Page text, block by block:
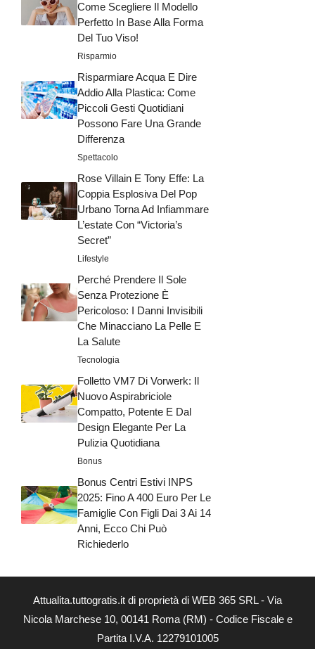
Come Scegliere Il Modello
Perfetto In Base Alla Forma
Del Tuo Viso!
Risparmio
Risparmiare Acqua E Dire
Addio Alla Plastica: Come
Piccoli Gesti Quotidiani
Possono Fare Una Grande
Differenza
Spettacolo
Rose Villain E Tony Effe: La
Coppia Esplosiva Del Pop
Urbano Torna Ad Infiammare
L’estate Con “Victoria’s
Secret”
Lifestyle
Perché Prendere Il Sole
Senza Protezione È
Pericoloso: I Danni Invisibili
Che Minacciano La Pelle E
La Salute
Tecnologia
Folletto VM7 Di Vorwerk: Il
Nuovo Aspirabriciole
Compatto, Potente E Dal
Design Elegante Per La
Pulizia Quotidiana
Bonus
Bonus Centri Estivi INPS
2025: Fino A 400 Euro Per Le
Famiglie Con Figli Dai 3 Ai 14
Anni, Ecco Chi Può
Richiederlo
Attualita.tuttogratis.it di proprietà di WEB 365 SRL - Via
Nicola Marchese 10, 00141 Roma (RM) - Codice Fiscale e
Partita I.V.A. 12279101005